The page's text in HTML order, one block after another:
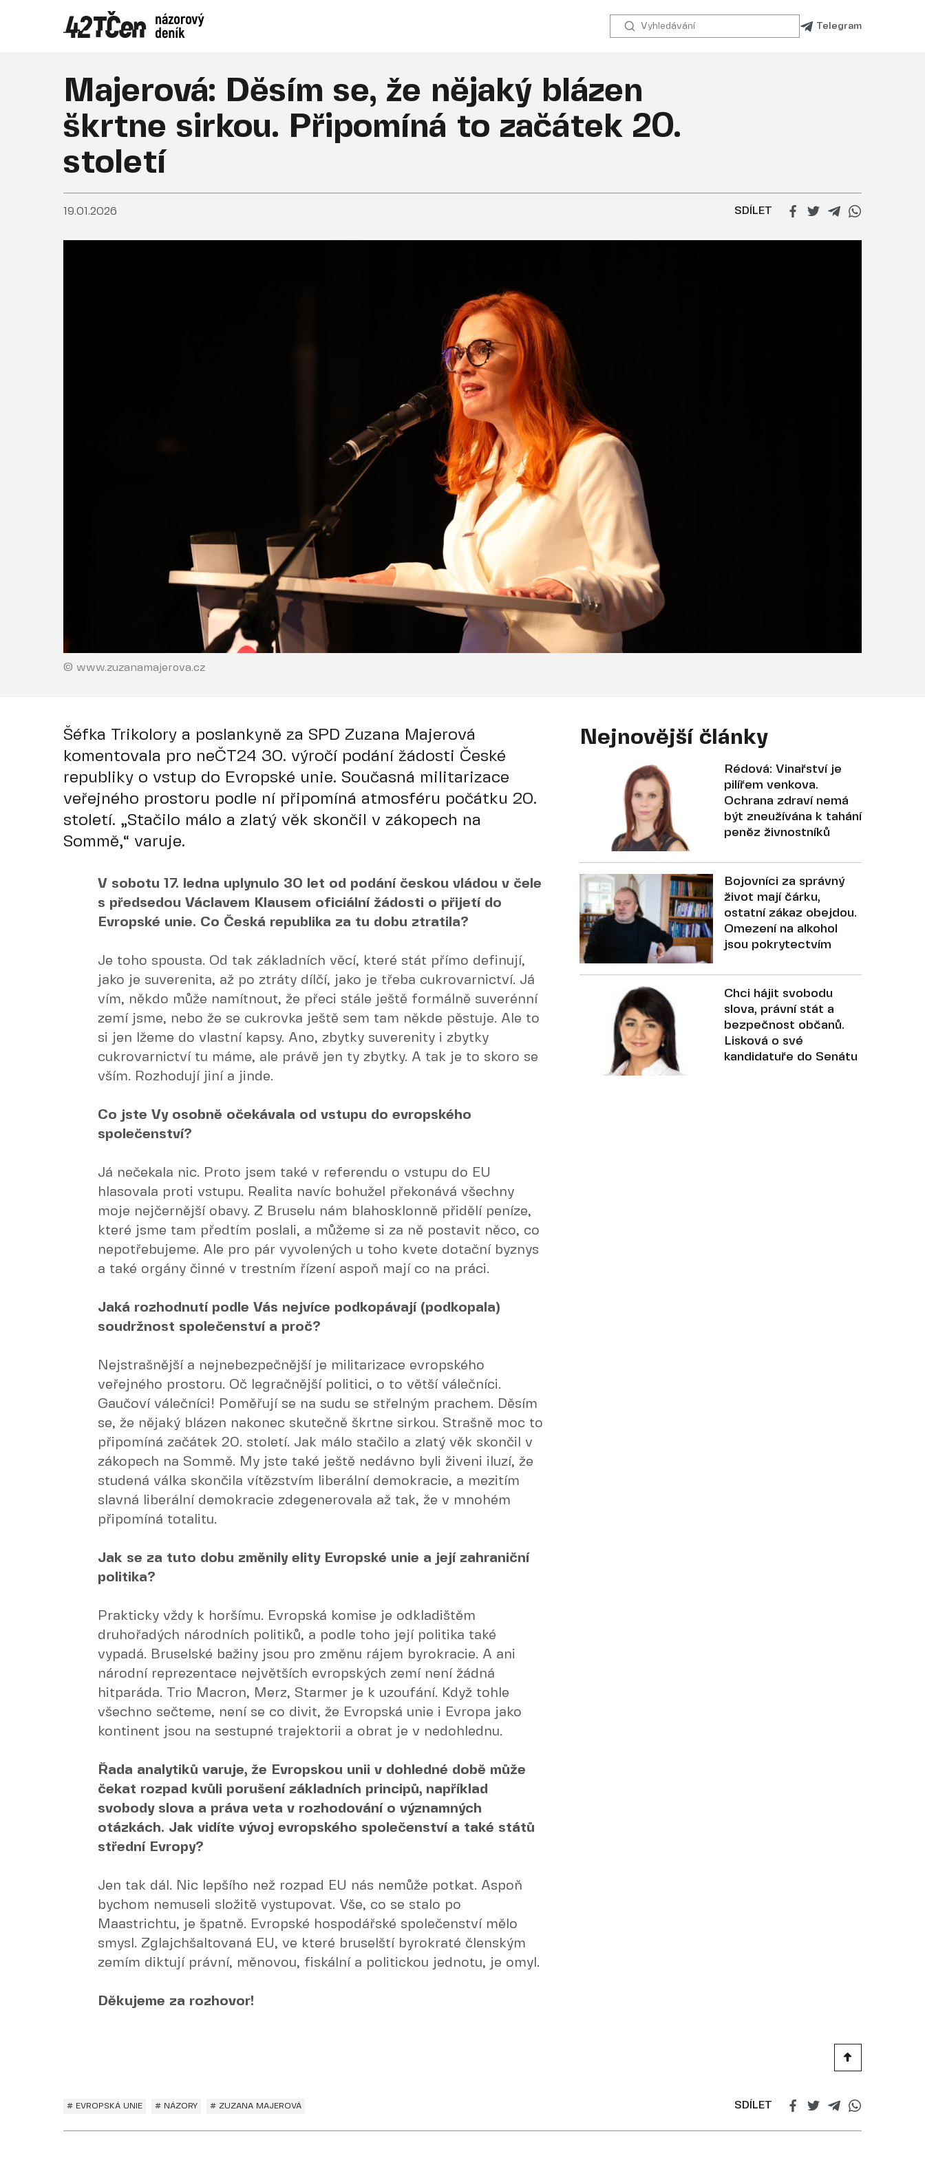
Telegram
Majerová: Děsím se, že nějaký blázen
škrtne sirkou. Připomíná to začátek 20.
století
19.01.2026 SDÍLET
© www.zuzanamajerova.cz
Šéfka Trikolory a poslankyně za SPD Zuzana Majerová
komentovala pro neČT24 30. výročí podání žádosti České
republiky o vstup do Evropské unie. Současná militarizace
veřejného prostoru podle ní připomíná atmosféru počátku 20.
století. „Stačilo málo a zlatý věk skončil v zákopech na
Sommě,“ varuje.
V sobotu 17. ledna uplynulo 30 let od podání českou vládou v čele
s předsedou Václavem Klausem oficiální žádosti o přijetí do
Evropské unie. Co Česká republika za tu dobu ztratila?
Je toho spousta. Od tak základních věcí, které stát přímo definují,
jako je suverenita, až po ztráty dílčí, jako je třeba cukrovarnictví. Já
vím, někdo může namítnout, že přeci stále ještě formálně suverénní
zemí jsme, nebo že se cukrovka ještě sem tam někde pěstuje. Ale to
si jen lžeme do vlastní kapsy. Ano, zbytky suverenity i zbytky
cukrovarnictví tu máme, ale právě jen ty zbytky. A tak je to skoro se
vším. Rozhodují jiní a jinde.
Co jste Vy osobně očekávala od vstupu do evropského
společenství?
Já nečekala nic. Proto jsem také v referendu o vstupu do EU
hlasovala proti vstupu. Realita navíc bohužel překonává všechny
moje nejčernější obavy. Z Bruselu nám blahosklonně přidělí peníze,
které jsme tam předtím poslali, a můžeme si za ně postavit něco, co
nepotřebujeme. Ale pro pár vyvolených u toho kvete dotační byznys
a také orgány činné v trestním řízení aspoň mají co na práci.
Jaká rozhodnutí podle Vás nejvíce podkopávají (podkopala)
soudržnost společenství a proč?
Nejstrašnější a nejnebezpečnější je militarizace evropského
veřejného prostoru. Oč legračnější politici, o to větší válečníci.
Gaučoví válečníci! Poměřují se na sudu se střelným prachem. Děsím
se, že nějaký blázen nakonec skutečně škrtne sirkou. Strašně moc to
připomíná začátek 20. století. Jak málo stačilo a zlatý věk skončil v
zákopech na Sommě. My jste také ještě nedávno byli živeni iluzí, že
studená válka skončila vítězstvím liberální demokracie, a mezitím
slavná liberální demokracie zdegenerovala až tak, že v mnohém
připomíná totalitu.
Jak se za tuto dobu změnily elity Evropské unie a její zahraniční
politika?
Prakticky vždy k horšímu. Evropská komise je odkladištěm
druhořadých národních politiků, a podle toho její politika také
vypadá. Bruselské bažiny jsou pro změnu rájem byrokracie. A ani
národní reprezentace největších evropských zemí není žádná
hitparáda. Trio Macron, Merz, Starmer je k uzoufání. Když tohle
všechno sečteme, není se co divit, že Evropská unie i Evropa jako
kontinent jsou na sestupné trajektorii a obrat je v nedohlednu.
Řada analytiků varuje, že Evropskou unii v dohledné době může
čekat rozpad kvůli porušení základních principů, například
svobody slova a práva veta v rozhodování o významných
otázkách. Jak vidíte vývoj evropského společenství a také států
střední Evropy?
Jen tak dál. Nic lepšího než rozpad EU nás nemůže potkat. Aspoň
bychom nemuseli složitě vystupovat. Vše, co se stalo po
Maastrichtu, je špatně. Evropské hospodářské společenství mělo
smysl. Zglajchšaltovaná EU, ve které bruselští byrokraté členským
zemím diktují právní, měnovou, fiskální a politickou jednotu, je omyl.
Děkujeme za rozhovor!
# EVROPSKÁ UNIE # NÁZORY # ZUZANA MAJEROVÁ SDÍLET
Nejnovější články
Rédová: Vinařství je
pilířem venkova.
Ochrana zdraví nemá
být zneužívána k tahání
peněz živnostníků
Bojovníci za správný
život mají čárku,
ostatní zákaz obejdou.
Omezení na alkohol
jsou pokrytectvím
Chci hájit svobodu
slova, právní stát a
bezpečnost občanů.
Lisková o své
kandidatuře do Senátu